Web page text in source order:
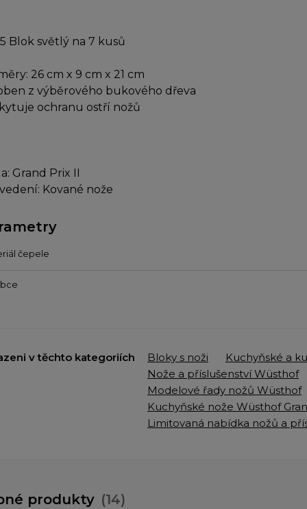
Blok světlý na 7 kusů
26 cm x 9 cm x 21 cm
z výběrového bukového dřeva
ochranu ostří nožů
Grand Prix II
Kované nože
čepele
v těchto kategoriích Bloky s noži
Kuchyňské a
Nože a příslušenství Wüsthof
Modelové řady nožů Wüsthof
Kuchyňské nože Wüsthof
Limitovaná nabídka nožů a
produkty (14)